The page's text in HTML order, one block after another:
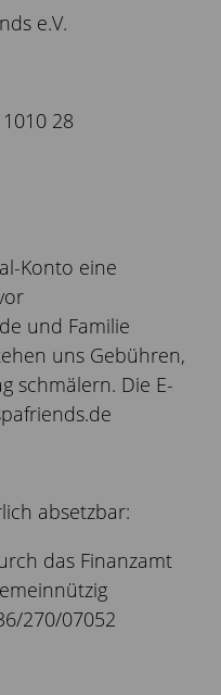
e.V.
28
Konto eine
und Familie
uns Gebühren,
schmälern. Die E-
absetzbar:
das Finanzamt
270/07052